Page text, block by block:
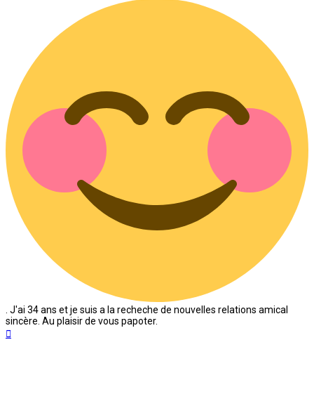
. J'ai 34 ans et je suis a la recheche de nouvelles relations amical
sincère. Au plaisir de vous papoter.